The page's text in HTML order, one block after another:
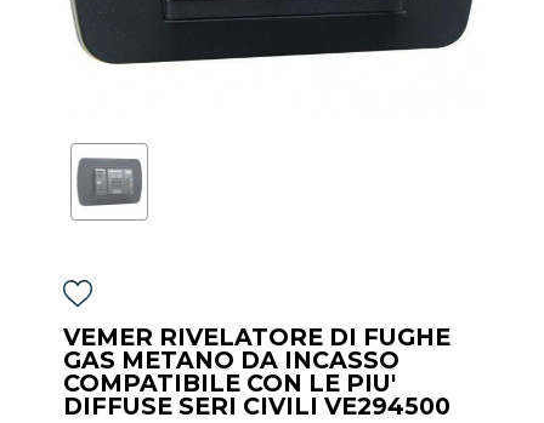
VEMER RIVELATORE DI FUGHE
GAS METANO DA INCASSO
COMPATIBILE CON LE PIU'
DIFFUSE SERI CIVILI VE294500